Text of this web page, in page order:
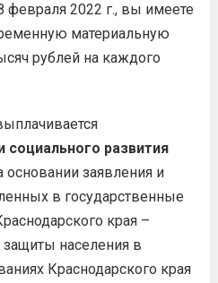
февраля 2022 г., вы имеете
материальную
рублей на каждого
социального развития
основании заявления и
в государственные
края –
населения в
Краснодарского края